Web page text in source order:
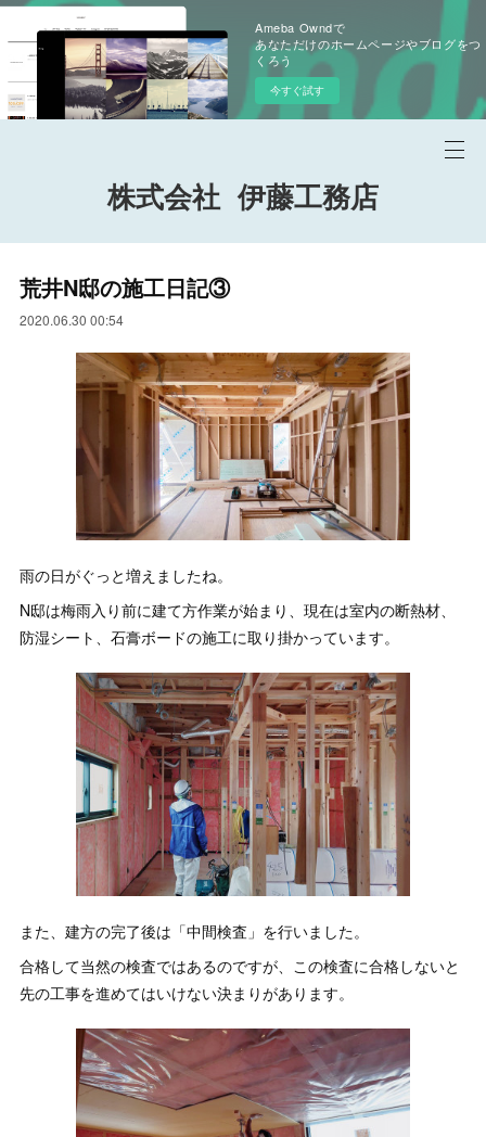
Ameba Owndで
あなただけのホームページやブログをつ
くろう
今すぐ試す
株式会社 伊藤工務店
荒井N邸の施工日記③
2020.06.30 00:54
雨の日がぐっと増えましたね。
N邸は梅雨入り前に建て方作業が始まり、現在は室内の断熱材、
防湿シート、石膏ボードの施工に取り掛かっています。
また、建方の完了後は「中間検査」を行いました。
合格して当然の検査ではあるのですが、この検査に合格しないと
先の工事を進めてはいけない決まりがあります。